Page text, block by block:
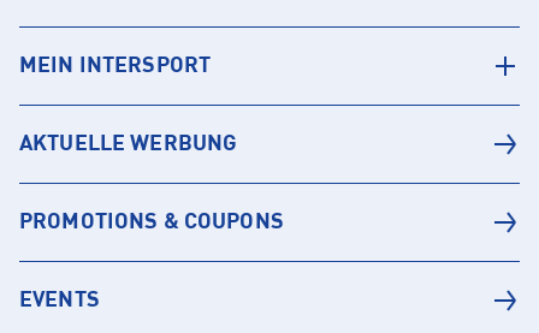
MEIN INTERSPORT
AKTUELLE WERBUNG
PROMOTIONS & COUPONS
EVENTS